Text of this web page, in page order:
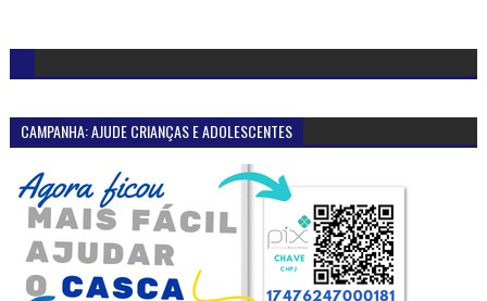
CAMPANHA: AJUDE CRIANÇAS E ADOLESCENTES